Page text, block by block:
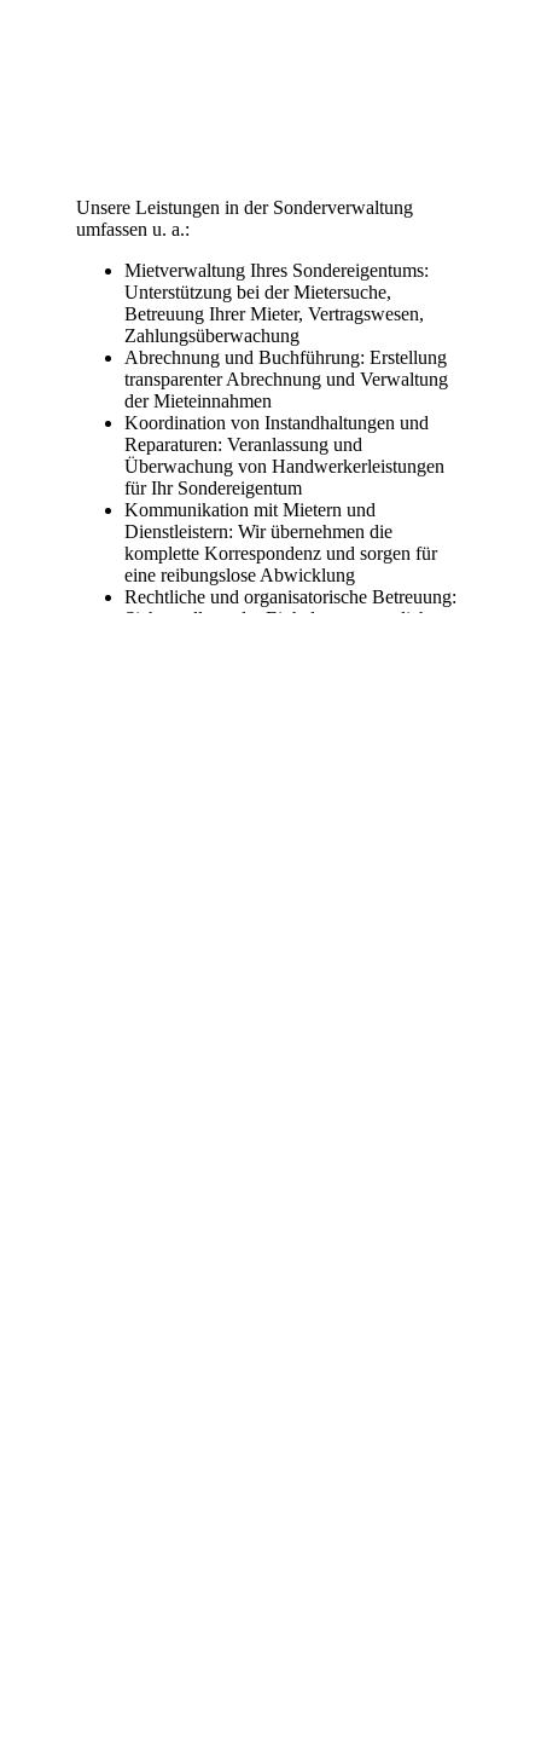
Unsere Leistungen in der Sonderverwaltung
umfassen u. a.:
Mietverwaltung Ihres Sondereigentums:
Unterstützung bei der Mietersuche,
Betreuung Ihrer Mieter, Vertragswesen,
Zahlungsüberwachung
Abrechnung und Buchführung: Erstellung
transparenter Abrechnung und Verwaltung
der Mieteinnahmen
Koordination von Instandhaltungen und
Reparaturen: Veranlassung und
Überwachung von Handwerkerleistungen
für Ihr Sondereigentum
Kommunikation mit Mietern und
Dienstleistern: Wir übernehmen die
komplette Korrespondenz und sorgen für
eine reibungslose Abwicklung
Rechtliche und organisatorische Betreuung:
Sicherstellung der Einhaltung gesetzlicher